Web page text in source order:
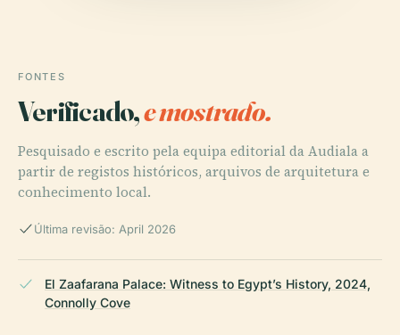
FONTES
Verificado,e mostrado.
Pesquisado e escrito pela equipa editorial da Audiala a
partir de registos históricos, arquivos de arquitetura e
conhecimento local.
Última revisão: April 2026
El Zaafarana Palace: Witness to Egypt’s History, 2024,
Connolly Cove